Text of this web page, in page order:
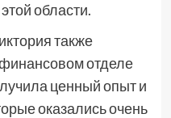
области.
также
отделе
ценный опыт и
оказались очень